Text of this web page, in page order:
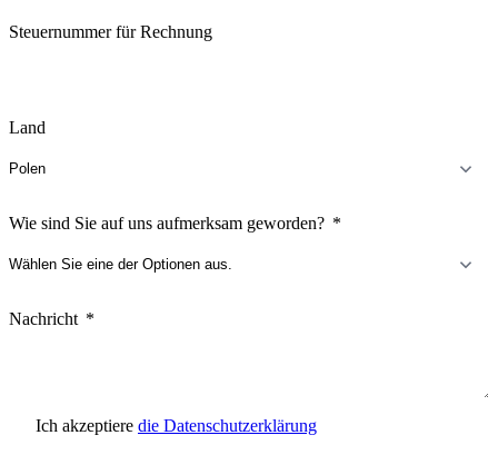
Steuernummer für Rechnung
Land
Wie sind Sie auf uns aufmerksam geworden?
Nachricht
Ich akzeptiere die Datenschutzerklärung